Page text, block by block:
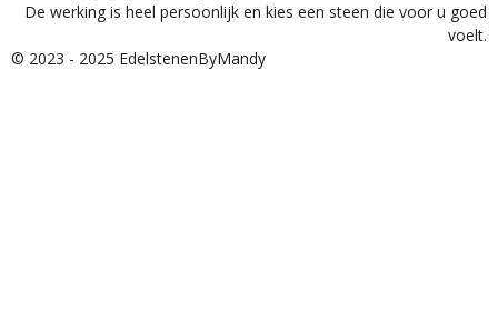
De werking is heel persoonlijk en kies een steen die voor u goed
voelt.
© 2023 - 2025 EdelstenenByMandy